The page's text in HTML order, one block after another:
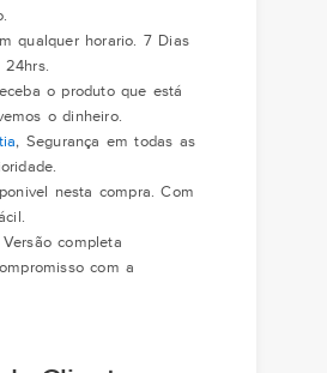
qualquer horario. 7 Dias
24hrs.
o produto que está
o dinheiro.
, Segurança em todas as
nesta compra. Com
Versão completa
com a